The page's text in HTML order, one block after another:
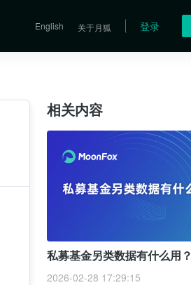
English 关于月狐 登录
相关内容
私募基金另类数据有什么用？
2026-02-28 17:29:15